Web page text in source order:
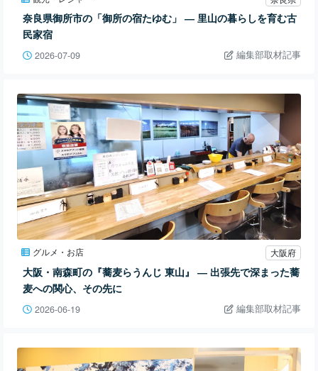
奈良県御所市の「御所の宿たゆむ」 ― 里山の暮らしを育む古
民家宿
2026-07-09 編集部取材記事
グルメ・お店 大阪府
大阪・南森町の『蕎麦らうんじ 東山』 ― 出張先で深まった蕎
麦への関心、その先に
2026-06-19 編集部取材記事